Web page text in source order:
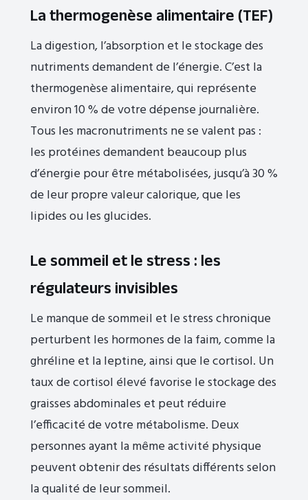
La thermogenèse alimentaire (TEF)
La digestion, l’absorption et le stockage des
nutriments demandent de l’énergie. C’est la
thermogenèse alimentaire, qui représente
environ 10 % de votre dépense journalière.
Tous les macronutriments ne se valent pas :
les protéines demandent beaucoup plus
d’énergie pour être métabolisées, jusqu’à 30 %
de leur propre valeur calorique, que les
lipides ou les glucides.
Le sommeil et le stress : les
régulateurs invisibles
Le manque de sommeil et le stress chronique
perturbent les hormones de la faim, comme la
ghréline et la leptine, ainsi que le cortisol. Un
taux de cortisol élevé favorise le stockage des
graisses abdominales et peut réduire
l’efficacité de votre métabolisme. Deux
personnes ayant la même activité physique
peuvent obtenir des résultats différents selon
la qualité de leur sommeil.